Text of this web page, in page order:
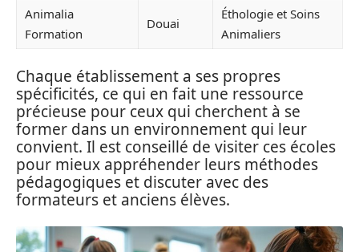
Animalia
Formation
Douai
Éthologie et Soins
Animaliers
Chaque établissement a ses propres
spécificités, ce qui en fait une ressource
précieuse pour ceux qui cherchent à se
former dans un environnement qui leur
convient. Il est conseillé de visiter ces écoles
pour mieux appréhender leurs méthodes
pédagogiques et discuter avec des
formateurs et anciens élèves.